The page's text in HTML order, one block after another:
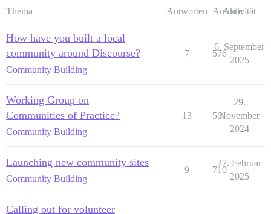
Thema Antworten Aufrufe
Aktivität
How have you built a local
community around Discourse?
Community Building
7 576
6. September
2025
Working Group on
Communities of Practice?
Community Building
13 561
29.
November
2024
Launching new community sites
Community Building
9 710
27. Februar
2025
Calling out for volunteer